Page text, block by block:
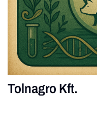
Tolnagro Kft.